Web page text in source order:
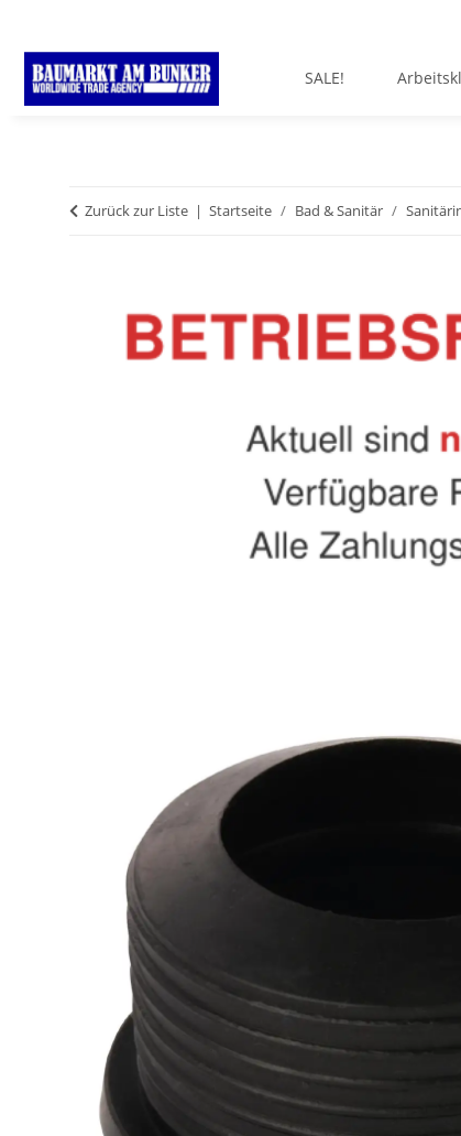
SALE!
Zurück zur Liste Startseite Bad & Sanitär